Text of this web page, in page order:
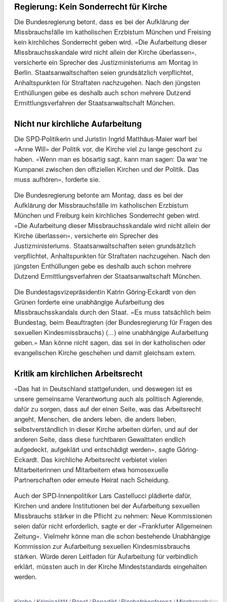
Regierung: Kein Sonderrecht für Kirche
Die Bundesregierung betont, dass es bei der Aufklärung der
Missbrauchsfälle im katholischen Erzbistum München und Freising
kein kirchliches Sonderrecht geben wird. «Die Aufarbeitung dieser
Missbrauchsskandale wird nicht allein der Kirche überlassen»,
versicherte ein Sprecher des Justizministeriums am Montag in
Berlin. Staatsanwaltschaften seien grundsätzlich verpflichtet,
Anhaltspunkten für Straftaten nachzugehen. Nach den jüngsten
Enthüllungen gebe es deshalb auch schon mehrere Dutzend
Ermittlungsverfahren der Staatsanwaltschaft München.
Nicht nur kirchliche Aufarbeitung
Die SPD-Politikerin und Juristin Ingrid Matthäus-Maier warf bei
«Anne Will» der Politik vor, die Kirche viel zu lange geschont zu
haben. «Wenn man es bösartig sagt, kann man sagen: Da war 'ne
Kumpanei zwischen den offiziellen Kirchen und der Politik. Das
muss aufhören», forderte sie.
Die Bundesregierung betonte am Montag, dass es bei der
Aufklärung der Missbrauchsfälle im katholischen Erzbistum
München und Freiburg kein kirchliches Sonderrecht geben wird.
«Die Aufarbeitung dieser Missbrauchsskandale wird nicht allein der
Kirche überlassen», versicherte ein Sprecher des
Justizministeriums. Staatsanwaltschaften seien grundsätzlich
verpflichtet, Anhaltspunkten für Straftaten nachzugehen. Nach den
jüngsten Enthüllungen gebe es deshalb auch schon mehrere
Dutzend Ermittlungsverfahren der Staatsanwaltschaft München.
Die Bundestagsvizepräsidentin Katrin Göring-Eckardt von den
Grünen forderte eine unabhängige Aufarbeitung des
Missbrauchsskandals durch den Staat. «Es muss tatsächlich beim
Bundestag, beim Beauftragten (der Bundesregierung für Fragen des
sexuellen Kindesmissbrauchs) (...) eine unabhängige Aufarbeitung
geben.» Man könne nicht sagen, das sei in der katholischen oder
evangelischen Kirche geschehen und damit gleichsam extern.
Kritik am kirchlichen Arbeitsrecht
«Das hat in Deutschland stattgefunden, und deswegen ist es
unsere gemeinsame Verantwortung auch als politisch Agierende,
dafür zu sorgen, dass auf der einen Seite, was das Arbeitsrecht
angeht, Menschen, die anders leben, die anders lieben,
selbstverständlich in dieser Kirche arbeiten dürfen, und auf der
anderen Seite, dass diese furchtbaren Gewalttaten endlich
aufgedeckt, aufgeklärt und entschädigt werden», sagte Göring-
Eckardt. Das kirchliche Arbeitsrecht verbietet vielen
Mitarbeiterinnen und Mitarbeitern etwa homosexuelle
Partnerschaften oder erneute Heirat nach Scheidung.
Auch der SPD-Innenpolitiker Lars Castellucci plädierte dafür,
Kirchen und andere Institutionen bei der Aufarbeitung sexuellen
Missbrauchs stärker in die Pflicht zu nehmen: Neue Kommissionen
seien dafür nicht erforderlich, sagte er der «Frankfurter Allgemeinen
Zeitung». Vielmehr könne man die schon bestehende Unabhängige
Kommission zur Aufarbeitung sexuellen Kindesmissbrauchs
stärken. Würde deren Leitfaden für Aufarbeitung für verbindlich
erklärt, müssten auch in der Kirche Mindeststandards eingehalten
werden.